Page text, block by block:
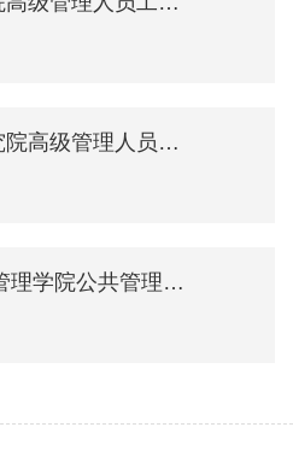
北京大学国家发展研究院高级管理人员工商管理硕士EMBA 2026年招生说明（留学生）
2025年北京大学政府管理学院公共管理硕士（IMPA项目）招生说明（中文授课）